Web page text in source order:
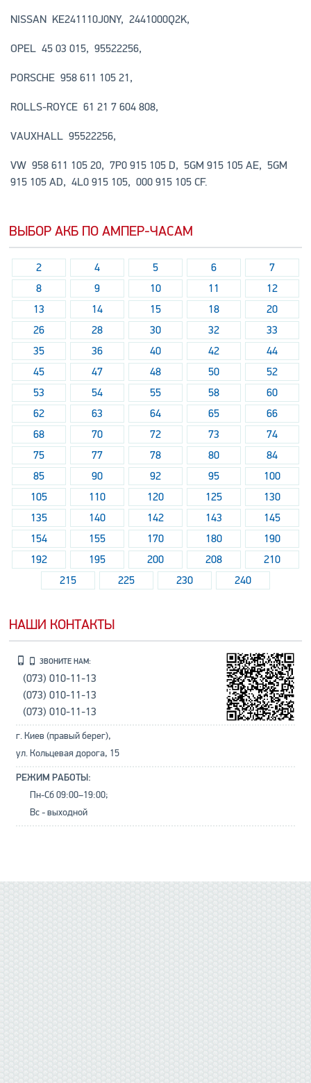
NISSAN KE241110J0NY, 2441000Q2K,
OPEL 45 03 015, 95522256,
PORSCHE 958 611 105 21,
ROLLS-ROYCE 61 21 7 604 808,
VAUXHALL 95522256,
VW 958 611 105 20, 7P0 915 105 D, 5GM 915 105 AE, 5GM
915 105 AD, 4L0 915 105, 000 915 105 CF.
ВЫБОР АКБ ПО АМПЕР-ЧАСАМ
2 4 5 6
7
8
9 10 11
12
13
14 15 18
20
26
28 30 32
33
35
36 40 42
44
45
47 48 50
52
53
54 55 58
60
62
63 64 65
66
68
70 72 73
74
75
77 78 80
84
85
90 92 95
100
105
110 120 125
130
135
140 142 143
145
154
155 170 180
190
192
195 200 208
210
215
225 230 240
НАШИ КОНТАКТЫ
ЗВОНИТЕ НАМ:
(073) 010-11-13
(073) 010-11-13
(073) 010-11-13
г. Киев (правый берег),
ул. Кольцевая дорога, 15
РЕЖИМ РАБОТЫ:
Пн-Сб 09:00–19:00;
Вс - выходной